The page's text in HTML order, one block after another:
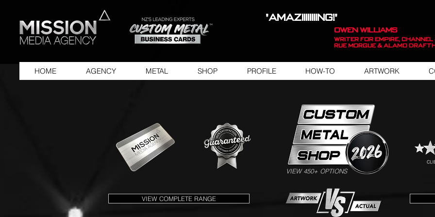
"AMAZIIIIIIIING!"
OWEN WILLIAMS
WRITER FOR EMPIRE, Channel
Rue Morgue & Alamo
HOME AGENCY METAL SHOP PROFILE HOW-TO ARTWORK
VIEW 450+ OPTIONS
VIEW COMPLETE RANGE